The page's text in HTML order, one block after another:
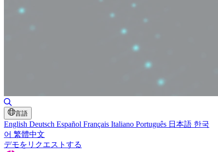
言語
English Deutsch Español Français Italiano Português 日本語 한국
어 繁體中文
デモをリクエストする